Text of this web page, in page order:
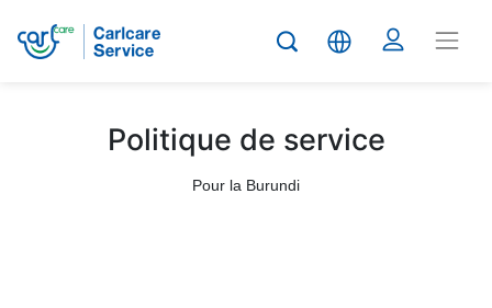
Politique de service
Pour la Burundi